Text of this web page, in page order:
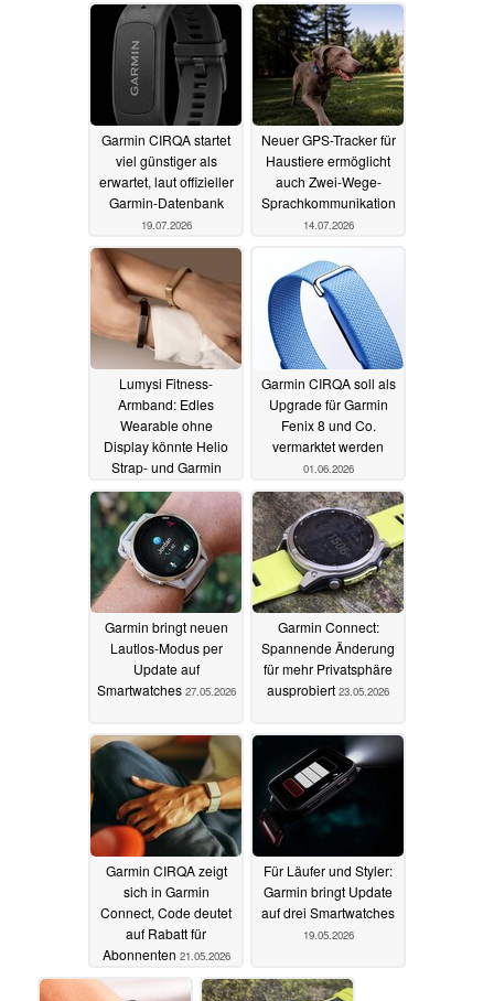
Garmin CIRQA startet
viel günstiger als
erwartet, laut offizieller
Garmin-Datenbank
19.07.2026
Neuer GPS-Tracker für
Haustiere ermöglicht
auch Zwei-Wege-
Sprachkommunikation
14.07.2026
Lumysi Fitness-
Armband: Edles
Wearable ohne
Display könnte Helio
Strap- und Garmin
CIRQA-Alternative sein
25.06.2026
Garmin CIRQA soll als
Upgrade für Garmin
Fenix 8 und Co.
vermarktet werden
01.06.2026
Garmin bringt neuen
Lautlos-Modus per
Update auf
Smartwatches 27.05.2026
Garmin Connect:
Spannende Änderung
für mehr Privatsphäre
ausprobiert 23.05.2026
Garmin CIRQA zeigt
sich in Garmin
Connect, Code deutet
auf Rabatt für
Abonnenten 21.05.2026
Für Läufer und Styler:
Garmin bringt Update
auf drei Smartwatches
19.05.2026